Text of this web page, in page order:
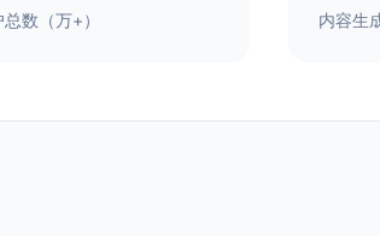
数（万+） 内容生